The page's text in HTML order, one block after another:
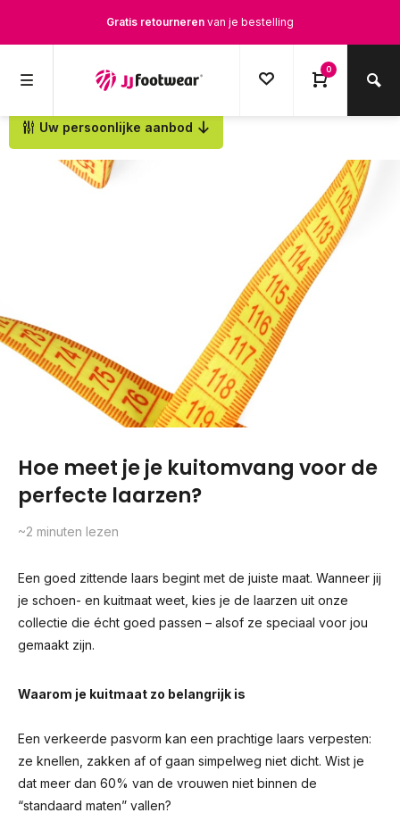
Gratis verzendingvanaf € 100,-
0
Uw persoonlijke aanbod
Terug
Hoe meet je je kuitomvang voor de
perfecte laarzen?
~2 minuten lezen
Een goed zittende laars begint met de juiste maat. Wanneer jij
je schoen- en kuitmaat weet, kies je de laarzen uit onze
collectie die écht goed passen – alsof ze speciaal voor jou
gemaakt zijn.
Waarom je kuitmaat zo belangrijk is
Een verkeerde pasvorm kan een prachtige laars verpesten:
ze knellen, zakken af of gaan simpelweg niet dicht. Wist je
dat meer dan 60% van de vrouwen niet binnen de
“standaard maten” vallen?